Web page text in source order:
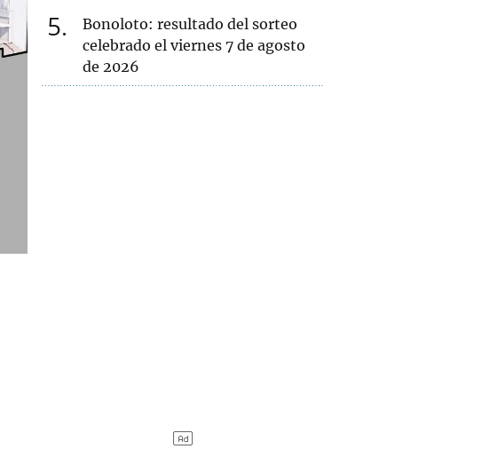
5
Bonoloto: resultado del sorteo
celebrado el viernes 7 de agosto
de 2026